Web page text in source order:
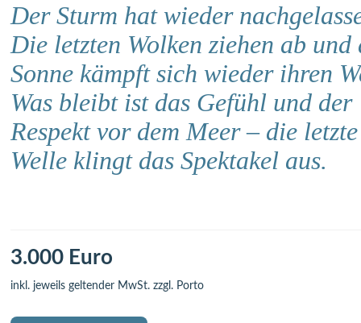
Der Sturm hat wieder
Die letzten Wolken ziehen ab und
Sonne kämpft sich wieder ihren
Was bleibt ist das Gefühl und der
Respekt vor dem Meer – die letzte
Welle klingt das Spektakel aus.
3.000 Euro
inkl. jeweils geltender MwSt. zzgl. Porto